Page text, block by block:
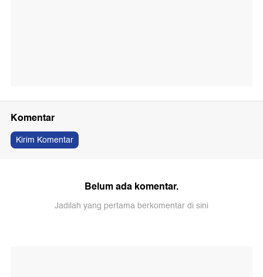
Komentar
Kirim Komentar
Belum ada komentar.
Jadilah yang pertama berkomentar di sini